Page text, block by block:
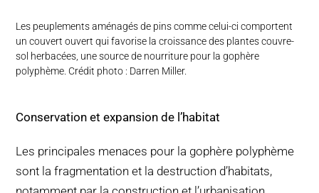
Les peuplements aménagés de pins comme celui-ci comportent
un couvert ouvert qui favorise la croissance des plantes couvre-
sol herbacées, une source de nourriture pour la gophère
polyphème. Crédit photo : Darren Miller.
Conservation et expansion de l’habitat
Les principales menaces pour la gophère polyphème
sont la fragmentation et la destruction d’habitats,